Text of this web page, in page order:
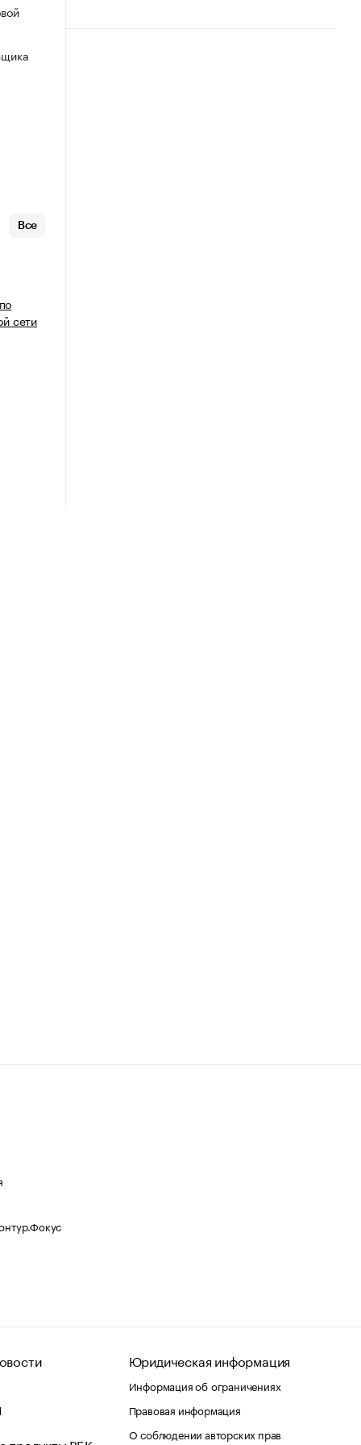
Все
сети
Юридическая информация
Информация об ограничениях
Правовая информация
О соблюдении авторских прав